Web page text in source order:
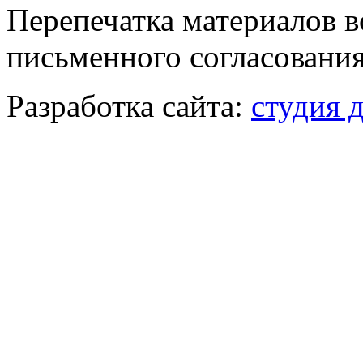
Перепечатка материалов
письменного
Разработка сайта: студия